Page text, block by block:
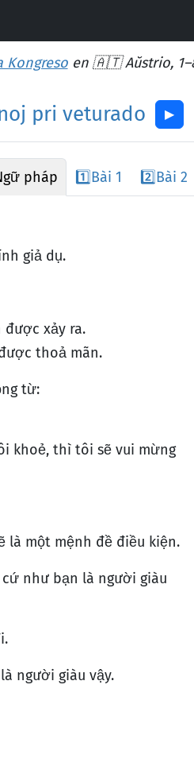
Kongresoen 🇦🇹 Aŭstrio,
pri veturado ▶︎
pháp 1️⃣Bài 1 2️⃣Bài 2
giả dụ.
được xảy ra.
thoả mãn.
từ:
khoẻ, thì tôi sẽ vui mừng
là một mệnh đề điều kiện.
như bạn là người giàu
người giàu vậy.